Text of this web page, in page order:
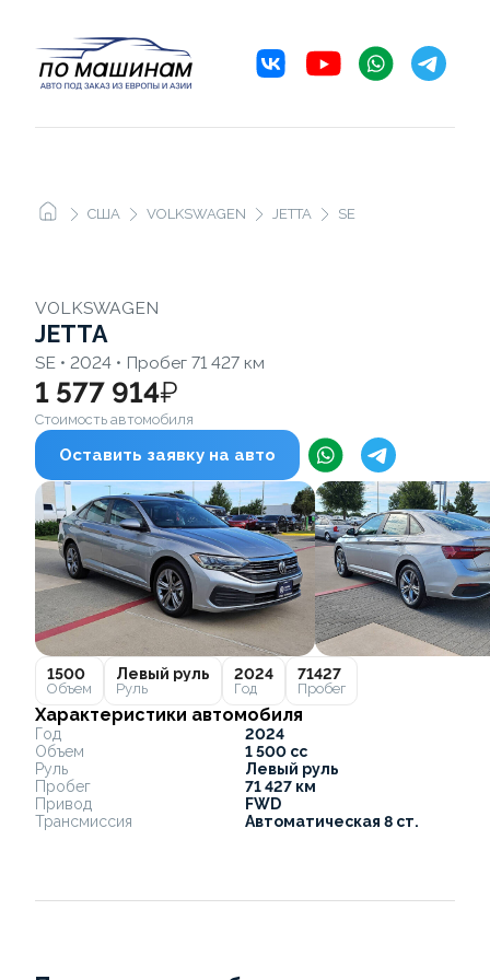
США VOLKSWAGEN JETTA SE
VOLKSWAGEN
JETTA
SE • 2024 • Пробег 71 427 км
1 577 914₽
Стоимость автомобиля
Оставить заявку на авто
1500
Объем
Левый руль
Руль
2024
Год
71427
Пробег
Характеристики автомобиля
Год
2024
Объем
1 500 cc
Руль
Левый руль
Пробег
71 427 км
Привод
FWD
Трансмиссия
Автоматическая 8 ст.